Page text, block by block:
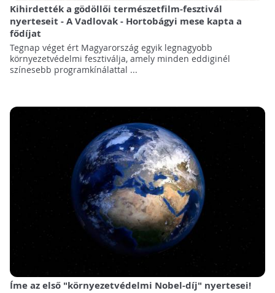
Kihirdették a gödöllői természetfilm-fesztivál
nyerteseit - A Vadlovak - Hortobágyi mese kapta a
fődíjat
Tegnap véget ért Magyarország egyik legnagyobb
környezetvédelmi fesztiválja, amely minden eddiginél
színesebb programkínálattal ...
Íme az első "környezetvédelmi Nobel-díj" nyertesei!